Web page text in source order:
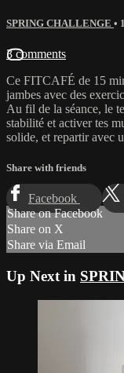
SPRING CHALLENGE •
3 comments
Ce FITCAFÉ de 15
jambes avec des
Au fil de la séance, le
stabilité et activer tes
solide, et repartir avec
Share with friends
Facebook
Share on Facebook
Share on X
Share via Email
Up Next in